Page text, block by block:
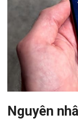
Nguyên